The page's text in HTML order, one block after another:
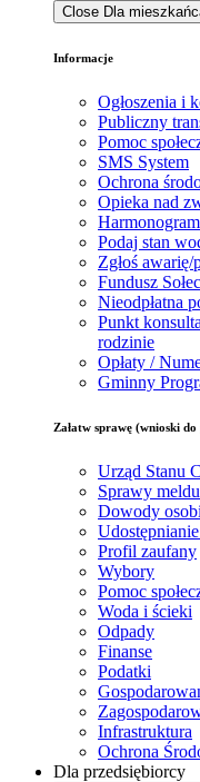
Close Dla
Informacje
Ogłoszenia i
Publiczny
Pomoc
SMS System
Ochrona
Opieka nad
Podaj stan
Zgłoś awarię/
Fundusz
Nieodpłatna
Punkt
rodzinie
Opłaty /
Gminny
Załatw sprawę (wnioski
Urząd Stanu
Sprawy
Dowody
Profil zaufany
Wybory
Pomoc
Woda i ścieki
Odpady
Finanse
Podatki
Infrastruktura
Ochrona
Dla przedsiębiorcy